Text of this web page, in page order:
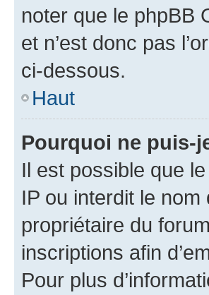
noter que le phpBB
et n’est donc pas
ci-dessous.
Haut
Pourquoi ne puis-
Il est possible que
IP ou interdit le nom
propriétaire du
inscriptions afin
Pour plus